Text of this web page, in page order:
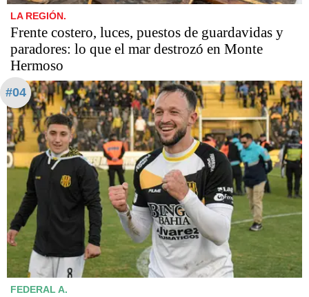
LA REGIÓN.
Frente costero, luces, puestos de guardavidas y
paradores: lo que el mar destrozó en Monte
Hermoso
#04
FEDERAL A.